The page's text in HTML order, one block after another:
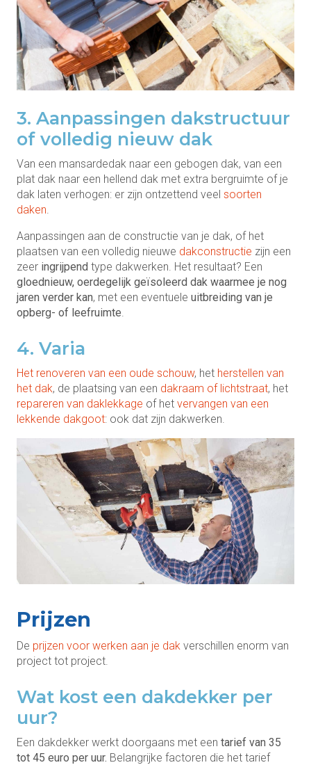
3. Aanpassingen dakstructuur
of volledig nieuw dak
Van een mansardedak naar een gebogen dak, van een
plat dak naar een hellend dak met extra bergruimte of je
dak laten verhogen: er zijn ontzettend veel soorten
daken
Aanpassingen aan de constructie van je dak, of het
plaatsen van een volledig nieuwe dakconstructie zijn een
zeer ingrijpend type dakwerken. Het resultaat? Een
gloednieuw, oerdegelijk geïsoleerd dak waarmee je nog
jaren verder kan, met een eventuele uitbreiding van je
opberg- of leefruimte
4. Varia
Het renoveren van een oude schouw, het herstellen van
het dak, de plaatsing van een dakraam of lichtstraat, het
repareren van daklekkage of het vervangen van een
lekkende dakgoot: ook dat zijn dakwerken.
Prijzen
De prijzen voor werken aan je dak verschillen enorm van
project tot project.
Wat kost een dakdekker per
uur?
Een dakdekker werkt doorgaans met een tarief van 35
tot 45 euro per uur. Belangrijke factoren die het tarief